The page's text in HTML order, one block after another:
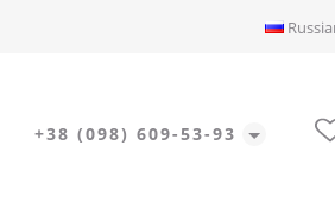
+38 (098) 609-53-93